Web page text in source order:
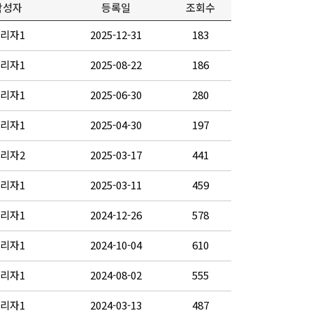
자 등록일
조회수
자1
2025-12-31 183
자1 2025-08-22 186
자1 2025-06-30 280
자1 2025-04-30 197
자2 2025-03-17 441
자1 2025-03-11 459
자1 2024-12-26 578
자1 2024-10-04 610
자1 2024-08-02 555
자1 2024-03-13 487